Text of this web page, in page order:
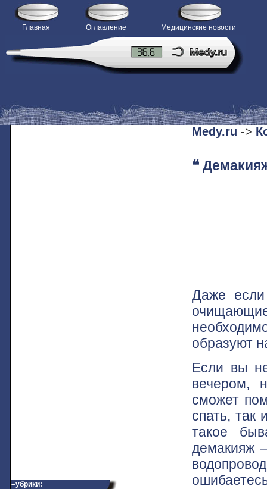
Главная Оглавление Медицинские новости
–убрики:
Medy.ru ->
❝
Даже ecли
образуют
Если вы
вечером,
сможет
спать,
такое
демакияж